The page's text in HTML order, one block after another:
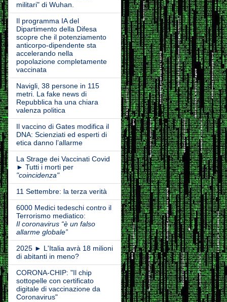
militari" di Wuhan.
Il programma IA del
Dipartimento della Difesa
scopre che il potenziamento
anticorpo-dipendente sta
accelerando nella
popolazione completamente
vaccinata
Navigli, 38 persone in 115
metri. La fake news di
Repubblica ha una chiara
valenza politica
Il vaccino di Gates modifica il
DNA: Scienziati ed esperti di
etica danno l’allarme
La Strage dei Vaccinati Covid
► Tutti i morti per
"coincidenza"
11 Settembre: la terza verità
6000 Medici tedeschi contro il
Terrorismo mediatico:
Il coronavirus “è un falso
allarme globale”
2025 ► L'Italia avrà 18 milioni
di abitanti in meno?
CORONA-CHIP: "Il chip
sottopelle con certificato
digitale di vaccinazione da
Coronavirus"